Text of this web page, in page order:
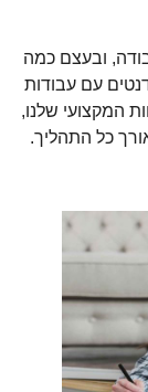
ובעצם כמה
עם עבודות
המקצועי שלנו,
כל התהליך.